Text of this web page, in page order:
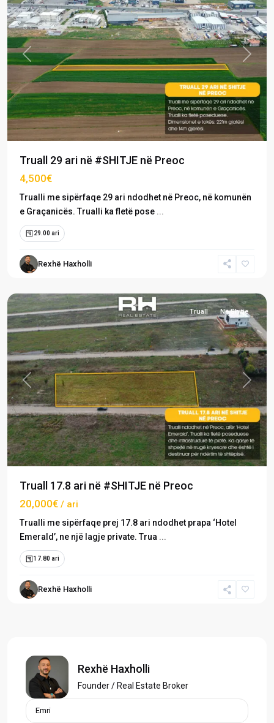
Previous Next
Truall 29 ari në #SHITJE në Preoc
4,500€
Trualli me sipërfaqe 29 ari ndodhet në Preoc, në komunën
e Graçanicës. Trualli ka fletë pose ...
29.00 ari
Rexhë Haxholli
Preoc,
Previous Next
Truall Në Shitje
Truall 17.8 ari në #SHITJE në Preoc
20,000€ / ari
Trualli me sipërfaqe prej 17.8 ari ndodhet prapa ‘Hotel
Emerald’, ne një lagje private. Trua ...
17.80 ari
Rexhë Haxholli
Rexhë Haxholli
Founder / Real Estate Broker